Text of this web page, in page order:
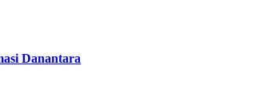
Danantara